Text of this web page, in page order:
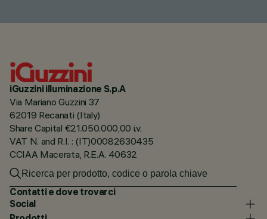
iGuzzini illuminazione S.p.A
Via Mariano Guzzini 37
62019 Recanati (Italy)
Share Capital €21.050.000,00 i.v.
VAT N. and R.I. : (IT)00082630435
CCIAA Macerata, R.E.A. 40632
Contatti e dove trovarci
Social